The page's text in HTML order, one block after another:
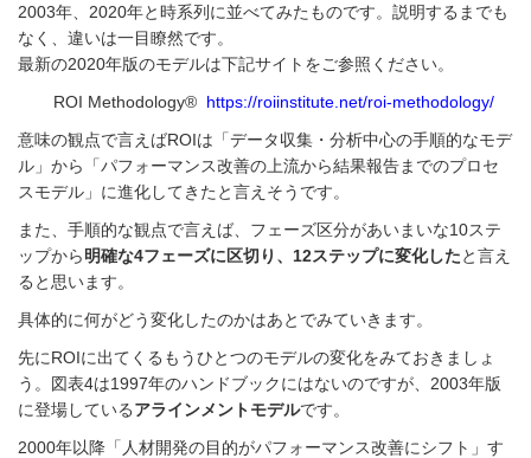
2003年、2020年と時系列に並べてみたものです。説明するまでも
なく、違いは一目瞭然です。
最新の2020年版のモデルは下記サイトをご参照ください。
ROI Methodology® https://roiinstitute.net/roi-methodology/
意味の観点で言えばROIは「データ収集・分析中心の手順的なモデ
ル」から「パフォーマンス改善の上流から結果報告までのプロセ
スモデル」に進化してきたと言えそうです。
また、手順的な観点で言えば、フェーズ区分があいまいな10ステ
ップから明確な4フェーズに区切り、12ステップに変化したと言え
ると思います。
具体的に何がどう変化したのかはあとでみていきます。
先にROIに出てくるもうひとつのモデルの変化をみておきましょ
う。図表4は1997年のハンドブックにはないのですが、2003年版
に登場しているアラインメントモデルです。
2000年以降「人材開発の目的がパフォーマンス改善にシフト」す